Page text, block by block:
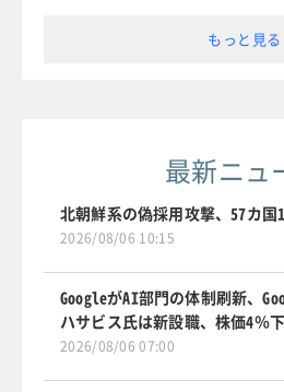
もっと見る
最新ニュ
北朝鮮系の偽採用攻撃、57カ国
2026/08/06 10:15
GoogleがAI部門の体制刷新、
ハサビス氏は新設職、株価4％
2026/08/06 07:00